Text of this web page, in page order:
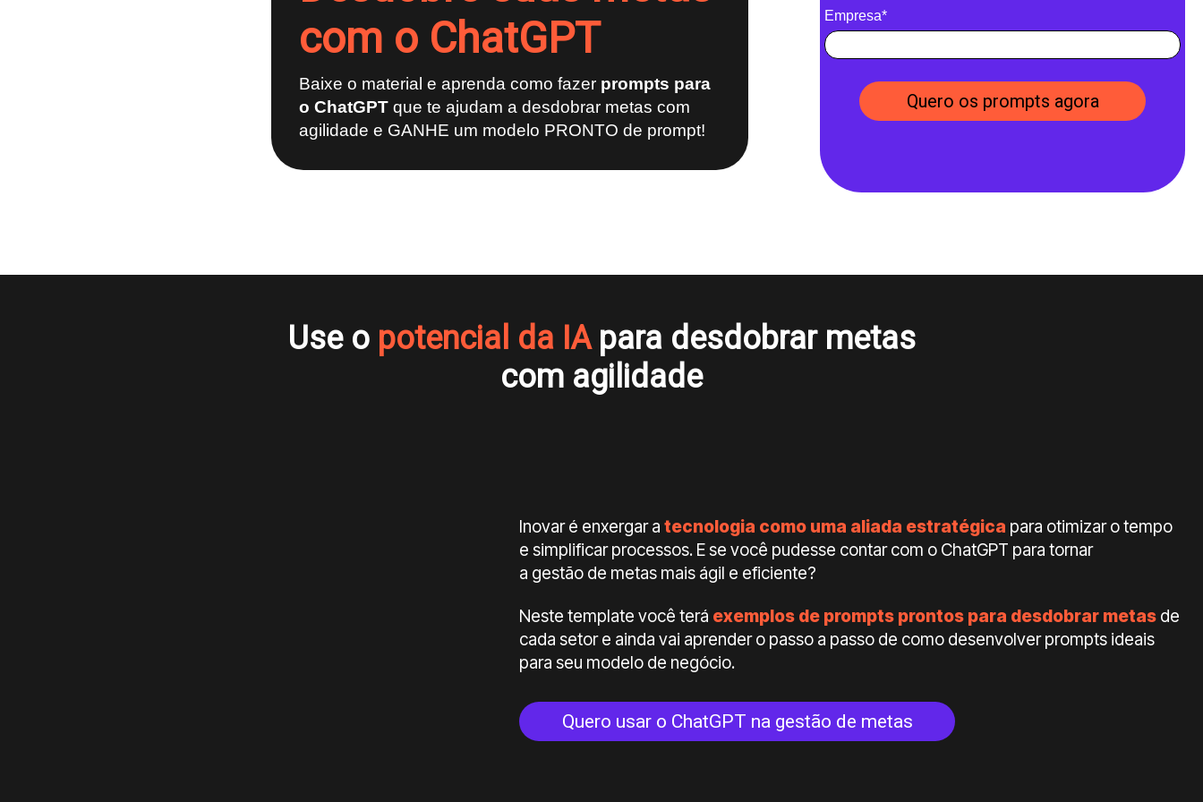
com o ChatGPT
Baixe o material e aprenda como fazer prompts para
o ChatGPT que te ajudam a desdobrar metas com
agilidade e GANHE um modelo PRONTO de prompt!
Empresa*
Quero os prompts agora
Use opotencial da IApara desdobrar metas
com agilidade
Inovar é enxergar a tecnologia como uma aliada estratégica para otimizar o tempo
e simplificar processos. E se você pudesse contar com o ChatGPT para tornar
a gestão de metas mais ágil e eficiente?
Neste template você terá exemplos de prompts prontos para desdobrar metas de
cada setor e ainda vai aprender o passo a passo de como desenvolver prompts ideais
para seu modelo de negócio.
Quero usar o ChatGPT na gestão de metas